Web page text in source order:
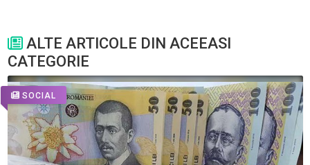
ALTE ARTICOLE DIN ACEEASI
CATEGORIE
SOCIAL